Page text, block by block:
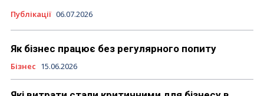
Публікації 06.07.2026
Як бізнес працює без регулярного попиту
Бізнес 15.06.2026